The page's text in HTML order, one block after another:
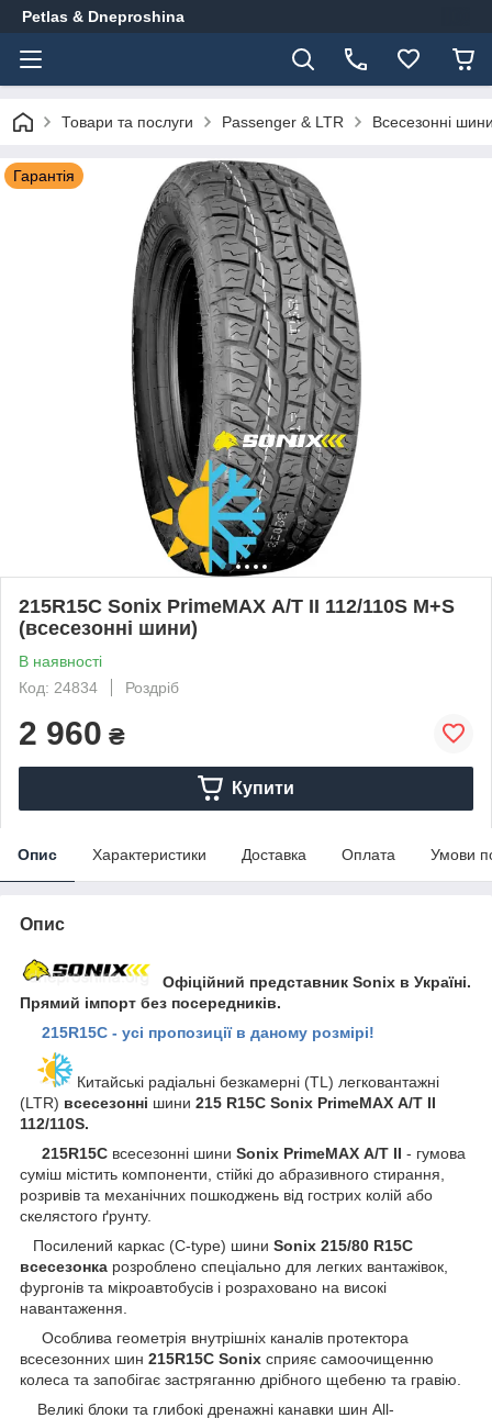
Petlas & Dneproshina
Товари та послуги Passenger & LTR Всесезонні
Гарантія
215R15C Sonix PrimeMAX А/Т II 112/110S M+S
(всесезонні шини)
В наявності
Код: 24834
Роздріб
2 960 ₴
Купити
Опис Характеристики Доставка Оплата Умови
Опис
Офіційний представник Sonix в Україні.
Прямий імпорт без посередників.
215R15С - усі пропозиції в даному розмірі!
Китайські радіальні безкамерні (TL) легковантажні
(LTR) всесезонні шини 215 R15С Sonix PrimeMAX А/Т II
112/110S.
215R15С всесезонні шини Sonix PrimeMAX А/Т II - гумова
суміш містить компоненти, стійкі до абразивного стирання,
розривів та механічних пошкоджень від гострих колій або
скелястого ґрунту.
Посилений каркас (C-type) шини Sonix 215/80 R15С
всесезонка розроблено спеціально для легких вантажівок,
фургонів та мікроавтобусів і розраховано на високі
навантаження.
Особлива геометрія внутрішніх каналів протектора
всесезонних шин 215R15С Sonix сприяє самоочищенню
колеса та запобігає застряганню дрібного щебеню та гравію.
Великі блоки та глибокі дренажні канавки шин All-